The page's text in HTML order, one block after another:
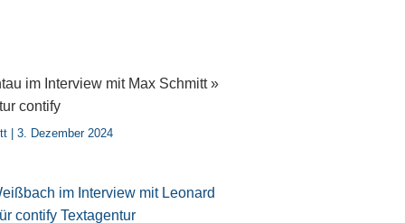
im Interview mit Max Schmitt »
contify
3. Dezember 2024